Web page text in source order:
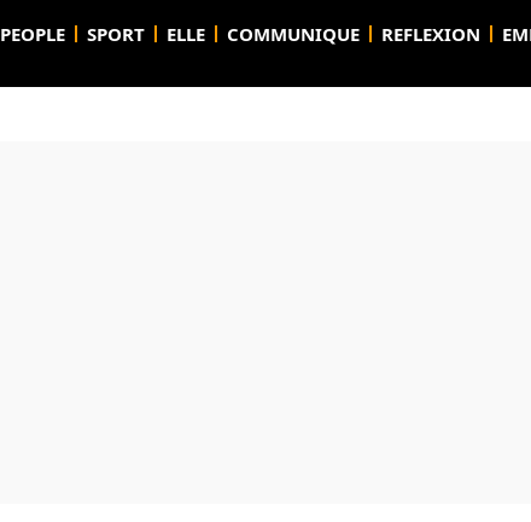
PEOPLE SPORT ELLE COMMUNIQUE REFLEXION